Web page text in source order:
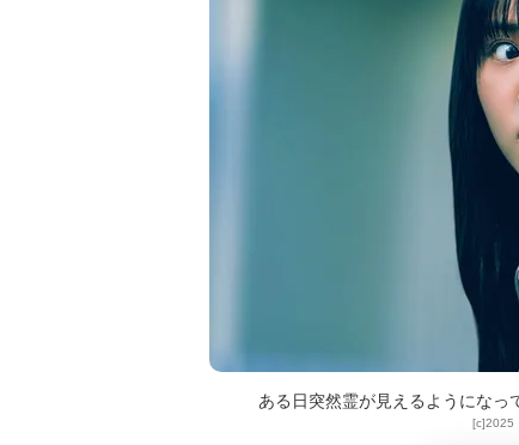
ある日突然霊が見えるようになっ
[c]2025